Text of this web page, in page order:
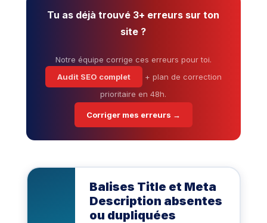
Tu as déjà trouvé 3+ erreurs sur ton
site ?
Notre équipe corrige ces erreurs pour toi.
Audit SEO complet
+ plan de correction
prioritaire en 48h.
Corriger mes erreurs →
Balises Title et Meta
Description absentes
ou dupliquées